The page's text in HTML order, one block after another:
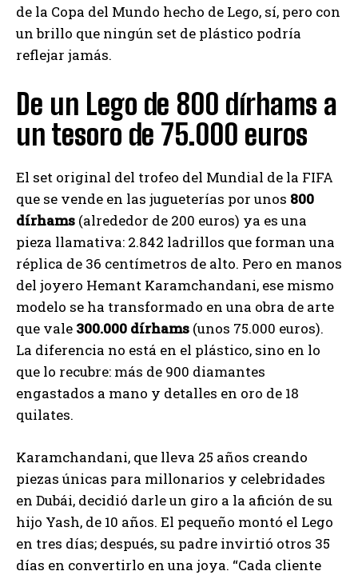
de la Copa del Mundo hecho de Lego, sí, pero con
un brillo que ningún set de plástico podría
reflejar jamás.
De un Lego de 800 dírhams a
un tesoro de 75.000 euros
El set original del trofeo del Mundial de la FIFA
que se vende en las jugueterías por unos 800
dírhams (alrededor de 200 euros) ya es una
pieza llamativa: 2.842 ladrillos que forman una
réplica de 36 centímetros de alto. Pero en manos
del joyero Hemant Karamchandani, ese mismo
modelo se ha transformado en una obra de arte
que vale 300.000 dírhams (unos 75.000 euros).
La diferencia no está en el plástico, sino en lo
que lo recubre: más de 900 diamantes
engastados a mano y detalles en oro de 18
quilates.
Karamchandani, que lleva 25 años creando
piezas únicas para millonarios y celebridades
en Dubái, decidió darle un giro a la afición de su
hijo Yash, de 10 años. El pequeño montó el Lego
en tres días; después, su padre invirtió otros 35
días en convertirlo en una joya. “Cada cliente